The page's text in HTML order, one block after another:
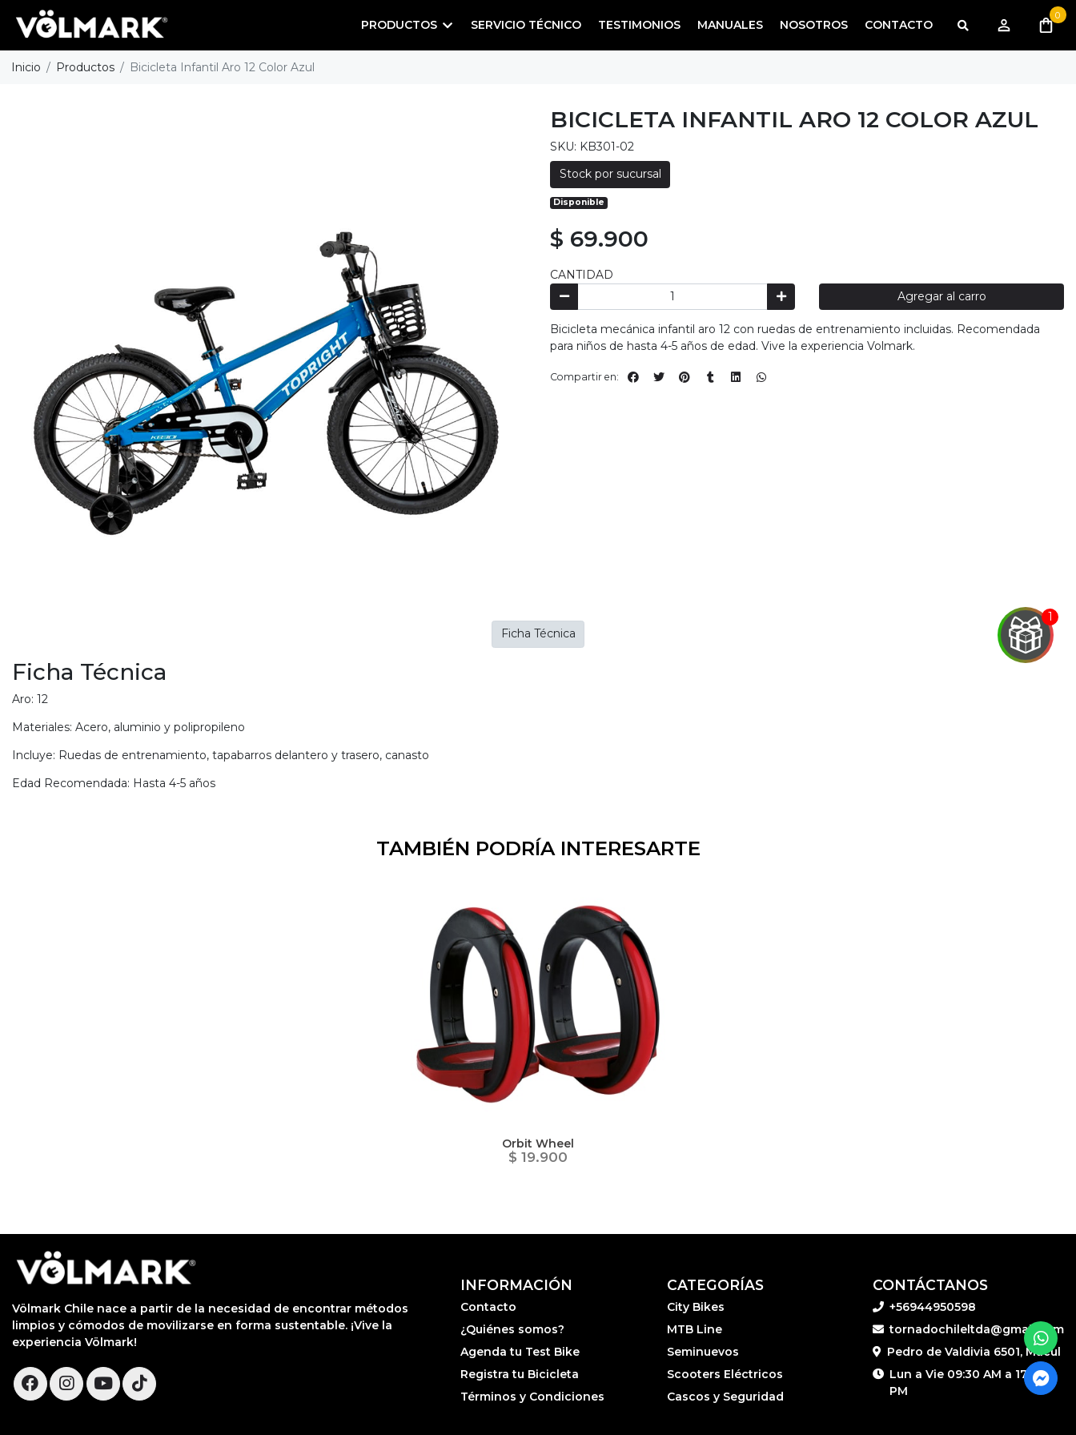
premios
PRODUCTOS SERVICIO TÉCNICO TESTIMONIOS MANUALES NOSOTROS CONTACTO
0
Inicio Productos Bicicleta Infantil Aro 12 Color Azul
BICICLETA INFANTIL ARO 12 COLOR AZUL
SKU: KB301-02
Stock por sucursal
Disponible
$ 69.900
CANTIDAD
Agregar al carro
Bicicleta mecánica infantil aro 12 con ruedas de entrenamiento incluidas. Recomendada
para niños de hasta 4-5 años de edad. Vive la experiencia Volmark.
Compartir en:
Ficha Técnica
Aro: 12
Materiales: Acero, aluminio y polipropileno
Incluye: Ruedas de entrenamiento, tapabarros delantero y trasero, canasto
Edad Recomendada: Hasta 4-5 años
Ficha Técnica
TAMBIÉN PODRÍA INTERESARTE
Orbit Wheel
$ 19.900
Völmark Chile nace a partir de la necesidad de encontrar métodos
limpios y cómodos de movilizarse en forma sustentable. ¡Vive la
experiencia Völmark!
INFORMACIÓN
Contacto
¿Quiénes somos?
Agenda tu Test Bike
Registra tu Bicicleta
Términos y Condiciones
CATEGORÍAS
City Bikes
MTB Line
Seminuevos
Scooters Eléctricos
Cascos y Seguridad
CONTÁCTANOS
+56944950598
tornadochileltda@gmail.com
Pedro de Valdivia 6501, Macul
Lun a Vie 09:30 AM a 17:30
PM